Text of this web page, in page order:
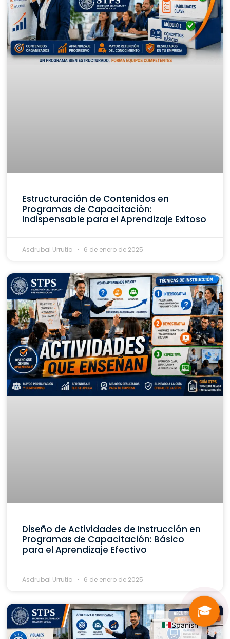
Estructuración de Contenidos en
Programas de Capacitación:
Indispensable para el Aprendizaje Exitoso
Asdrubal Urrutia 6 de enero de 2025
Diseño de Actividades de Instrucción en
Programas de Capacitación: Básico
para el Aprendizaje Efectivo
Asdrubal Urrutia 6 de enero de 2025
🎓
Spanish